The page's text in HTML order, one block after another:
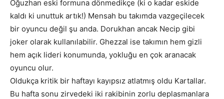
Oğuzhan eski formuna dönmedikçe (ki o kadar eskide
kaldı ki unuttuk artık!) Mensah bu takımda vazgeçilecek
bir oyuncu değil şu anda. Dorukhan ancak Necip gibi
joker olarak kullanılabilir. Ghezzal ise takımın hem gizli
hem açık lideri konumunda, yokluğu en çok aranacak
oyuncu olur.
Oldukça kritik bir haftayı kayıpsız atlatmış oldu Kartallar.
Bu hafta sonu zirvedeki iki rakibinin zorlu deplasmanlara